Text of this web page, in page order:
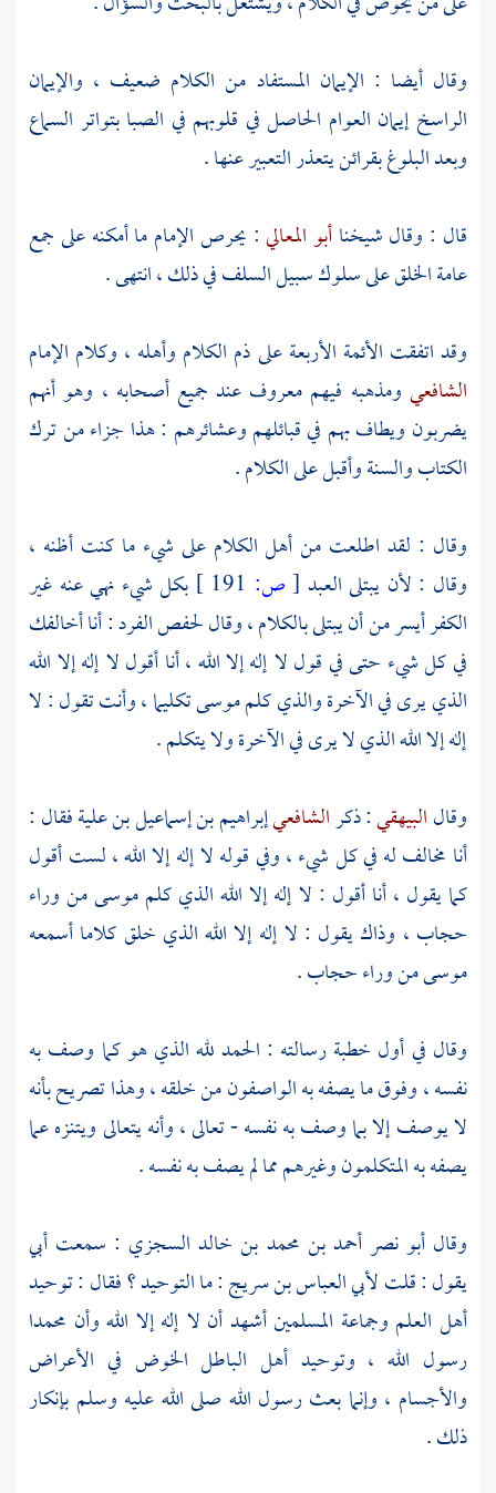
وقال أيضا : الإيمان المستفاد من الكلام ضعيف ، والإيمان
الراسخ إيمان العوام الحاصل في قلوبهم في الصبا بتواتر السماع
وبعد البلوغ بقرائن يتعذر التعبير عنها .
قال : وقال شيخناأبو المعالي: يحرص الإمام ما أمكنه على جمع
عامة الخلق على سلوك سبيل السلف في ذلك ، انتهى .
وقد اتفقت الأئمة الأربعة على ذم الكلام وأهله ، وكلام الإمام
الشافعي ومذهبه فيهم معروف عند جميع أصحابه ، وهو أنهم
يضربون ويطاف بهم في قبائلهم وعشائرهم : هذا جزاء من ترك
الكتاب والسنة وأقبل على الكلام .
وقال : لقد اطلعت من أهل الكلام على شيء ما كنت أظنه ،
وقال : لأن يبتلى العبد [ص:
بكل شيء نهي عنه غير
الكفر أيسر من أن يبتلى بالكلام ، وقاللحفص الفرد: أنا أخالفك
في كل شيء حتى في قول لا إله إلا الله ، أنا أقول لا إله إلا الله
الذي يرى في الآخرة والذي كلمموسىتكليما ، وأنت تقول : لا
إله إلا الله الذي لا يرى في الآخرة ولا يتكلم .
وقالالبيهقي: ذكرالشافعيإبراهيم بن إسماعيل بن عليةفقال :
أنا مخالف له في كل شيء ، وفي قوله لا إله إلا الله ، لست أقول
كما يقول ، أنا أقول : لا إله إلا الله الذي كلمموسىمن وراء
حجاب ، وذاك يقول : لا إله إلا الله الذي خلق كلاما أسمعه
موسىمن وراء حجاب .
وقال في أول خطبة رسالته : الحمد لله الذي هو كما وصف به
نفسه ، وفوق ما يصفه به الواصفون من خلقه ، وهذا تصريح بأنه
لا يوصف إلا بما وصف به نفسه - تعالى ، وأنه يتعالى ويتنزه عما
يصفه به المتكلمون وغيرهم مما لم يصف به نفسه .
وقالأبو نصر أحمد بن محمد بن خالد السجزي : سمعت أبي
يقول : قلتلأبي العباس بن سريج: ما التوحيد ؟ فقال : توحيد
أهل العلم وجماعة المسلمين أشهد أن لا إله إلا الله وأن محمدا
رسول الله ، وتوحيد أهل الباطل الخوض في الأعراض
والأجسام ، وإنما بعث رسول الله صلى الله عليه وسلم بإنكار
ذلك .